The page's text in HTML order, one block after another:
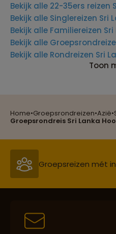
Home•Groepsrondreizen•Azië•
Groepsrondreis Sri Lanka
Bekijk alle 22-35ers reizen
Bekijk alle Singlereizen Sri
Bekijk alle Familiereizen Sri
Bekijk alle
Bekijk alle Rondreizen Sri
Toon
Groepsreizen mét
Persoonlijk en